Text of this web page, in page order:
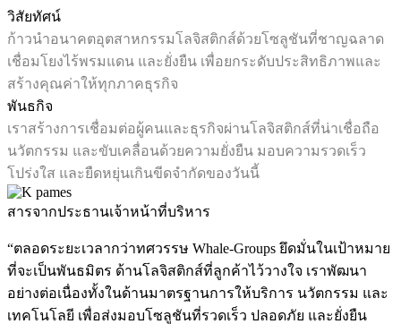
วิสัยทัศน์
ก้าวนำอนาคตอุตสาหกรรมโลจิสติกส์ด้วยโซลูชันที่ชาญฉลาด
เชื่อมโยงไร้พรมแดน และยั่งยืน เพื่อยกระดับประสิทธิภาพและ
สร้างคุณค่าให้ทุกภาคธุรกิจ
พันธกิจ
เราสร้างการเชื่อมต่อผู้คนและธุรกิจผ่านโลจิสติกส์ที่น่าเชื่อถือ
นวัตกรรม และขับเคลื่อนด้วยความยั่งยืน มอบความรวดเร็ว
โปร่งใส และยืดหยุ่นเกินขีดจำกัดของวันนี้
สารจากประธานเจ้าหน้าที่บริหาร
“ตลอดระยะเวลากว่าทศวรรษ Whale-Groups ยึดมั่นในเป้าหมาย
ที่จะเป็นพันธมิตร ด้านโลจิสติกส์ที่ลูกค้าไว้วางใจ เราพัฒนา
อย่างต่อเนื่องทั้งในด้านมาตรฐานการให้บริการ นวัตกรรม และ
เทคโนโลยี เพื่อส่งมอบโซลูชันที่รวดเร็ว ปลอดภัย และยั่งยืน